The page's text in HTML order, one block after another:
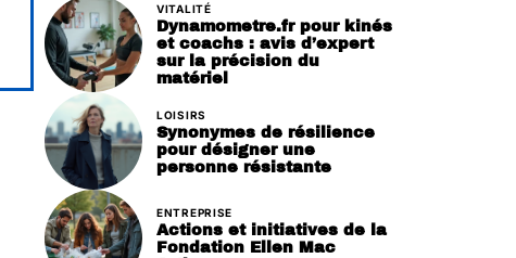
VITALITÉ
Dynamometre.fr pour kinés
et coachs : avis d’expert
sur la précision du
matériel
LOISIRS
Synonymes de résilience
pour désigner une
personne résistante
ENTREPRISE
Actions et initiatives de la
Fondation Ellen Mac